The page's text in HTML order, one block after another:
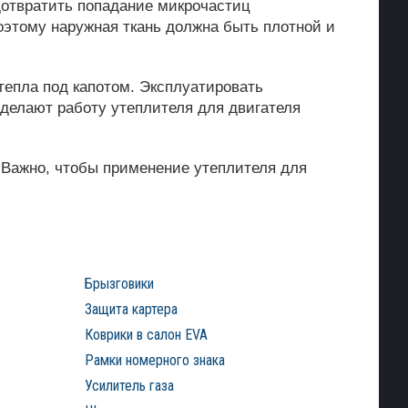
попадание микрочастиц
наружная ткань должна быть плотной и
под капотом. Эксплуатировать
работу утеплителя для двигателя
чтобы применение утеплителя для
Брызговики
Защита картера
Коврики в салон EVA
Рамки номерного знака
Усилитель газа